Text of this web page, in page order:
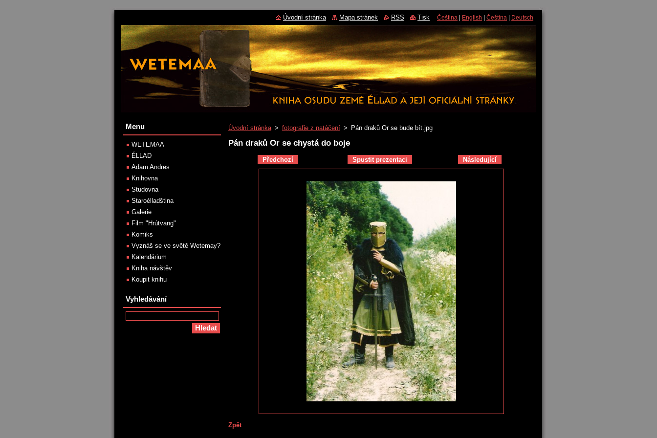
Úvodní stránka > fotografie z natáčení > Pán draků Or se bude bít.jpg
Pán draků Or se chystá do boje
Předchozí Spustit prezentaci Následující
Zpět
Menu
WETEMAA
ÉLLAD
Adam Andres
Knihovna
Studovna
Staroélladština
Galerie
Film "Hrútvang"
Komiks
Vyznáš se ve světě Wetemay?
Kalendárium
Kniha návštěv
Koupit knihu
Vyhledávání
Úvodní stránka Mapa stránek RSS Tisk Čeština English Čeština Deutsch